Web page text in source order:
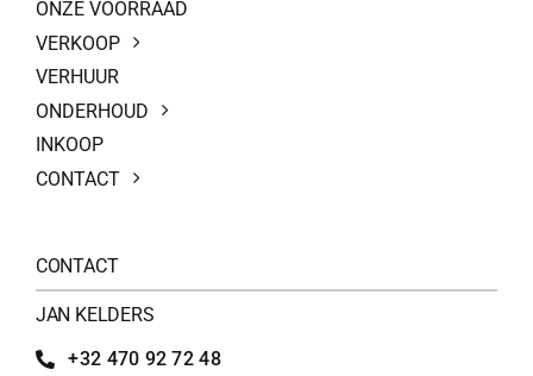
ONZE VOORRAAD
VERKOOP
VERHUUR
ONDERHOUD
INKOOP
CONTACT
CONTACT
JAN KELDERS
+32 470 92 72 48